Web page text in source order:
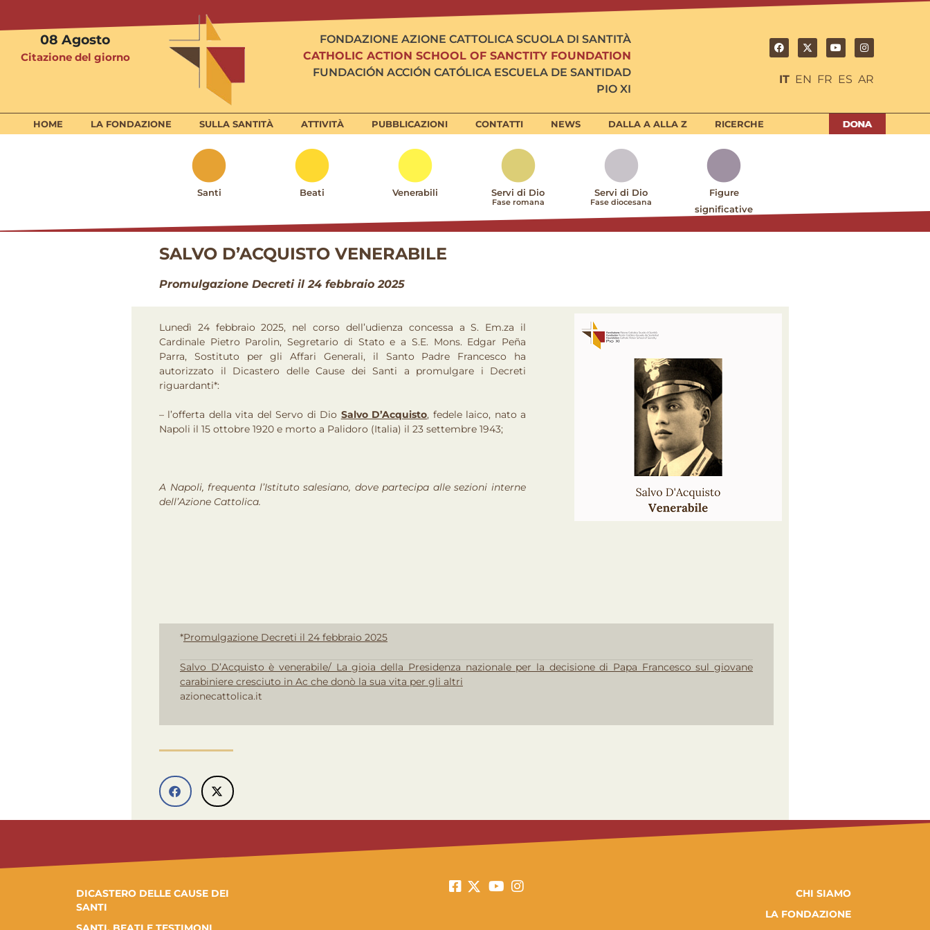
08 Agosto
Citazione del giorno
FONDAZIONE AZIONE CATTOLICA SCUOLA DI SANTITÀ
CATHOLIC ACTION SCHOOL OF SANCTITY FOUNDATION
FUNDACIÓN ACCIÓN CATÓLICA ESCUELA DE SANTIDAD
PIO XI
IT EN FR ES AR
HOME LA FONDAZIONE SULLA SANTITÀ ATTIVITÀ PUBBLICAZIONI CONTATTI NEWS DALLA A ALLA Z RICERCHE
Santi Beati Venerabili Servi di Dio
Fase romana
Servi di Dio
Fase diocesana
Figure
significative
SALVO D’ACQUISTO VENERABILE
Promulgazione Decreti il 24 febbraio 2025
Lunedì 24 febbraio 2025, nel corso dell’udienza concessa a S. Em.za il
Cardinale Pietro Parolin, Segretario di Stato e a S.E. Mons. Edgar Peña
Parra, Sostituto per gli Affari Generali, il Santo Padre Francesco ha
autorizzato il Dicastero delle Cause dei Santi a promulgare i Decreti
riguardanti*:
– l’offerta della vita del Servo di Dio Salvo D’Acquisto, fedele laico, nato a
Napoli il 15 ottobre 1920 e morto a Palidoro (Italia) il 23 settembre 1943;
A Napoli, frequenta l’Istituto salesiano, dove partecipa alle sezioni interne
dell’Azione Cattolica.
*Promulgazione Decreti il 24 febbraio 2025
Salvo D’Acquisto è venerabile/ La gioia della Presidenza nazionale per la decisione di Papa Francesco sul giovane
carabiniere cresciuto in Ac che donò la sua vita per gli altri
azionecattolica.it
DICASTERO DELLE CAUSE DEI
SANTI
CHI SIAMO
LA FONDAZIONE